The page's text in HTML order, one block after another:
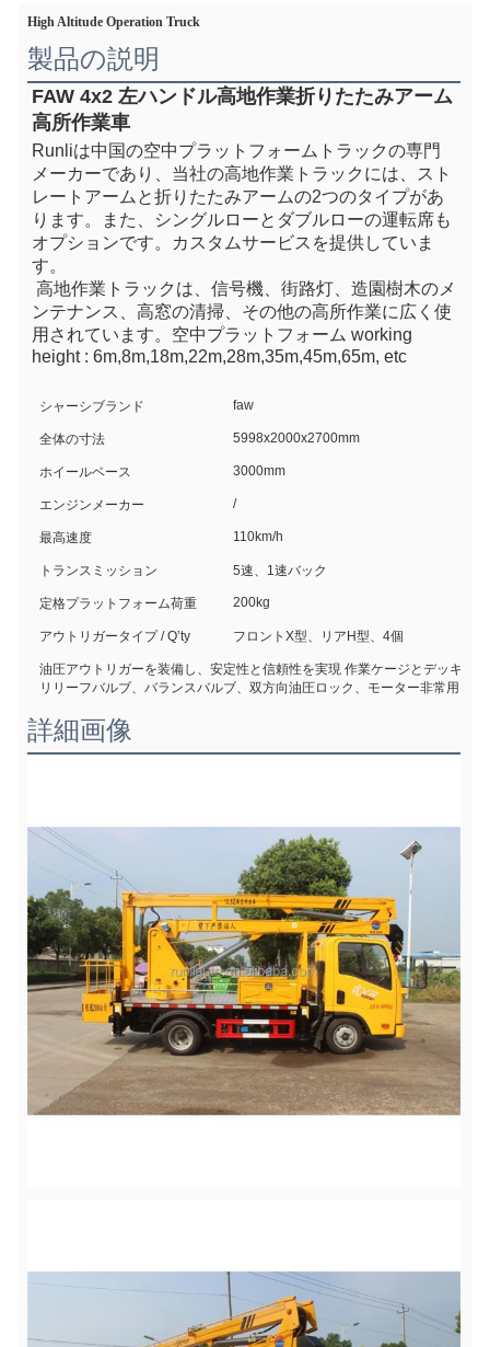
High Altitude Operation Truck
製品の説明
FAW 4x2 左ハンドル高地作業折りたたみアーム
高所作業車
Runliは中国の空中プラットフォームトラックの専門
メーカーであり、当社の高地作業トラックには、スト
レートアームと折りたたみアームの2つのタイプがあ
ります。また、シングルローとダブルローの運転席も
オプションです。カスタムサービスを提供していま
す。
高地作業トラック は、信号機、街路灯、造園樹木のメ
ンテナンス、高窓の清掃、その他の高所作業に広く使
用されています。 空中プラットフォーム working
height : 6m,8m,18m,22m,28m,35m,45m,65m, etc
シャーシブランド faw
全体の寸法 5998x2000x2700mm
ホイールベース 3000mm
エンジンメーカー /
最高速度 110km/h
トランスミッション 5速、1速バック
定格プラットフォーム荷重 200kg
アウトリガータイプ / Q’ty フロントX型、リアH型、4個
油圧アウトリガーを装備し、安定性と信頼性を実現 作業ケージとデッキの
リリーフバルブ、バランスバルブ、双方向油圧ロック、モーター非常用シス
詳細画像